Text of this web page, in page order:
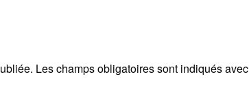
Les champs obligatoires sont indiqués avec